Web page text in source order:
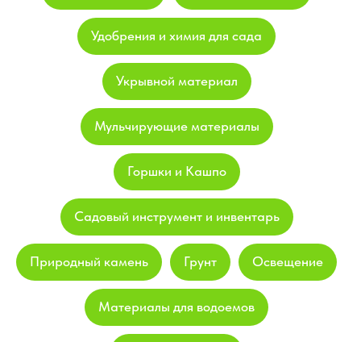
Удобрения и химия для сада
Укрывной материал
Мульчирующие материалы
Горшки и Кашпо
Садовый инструмент и инвентарь
Природный камень Грунт Освещение
Материалы для водоемов